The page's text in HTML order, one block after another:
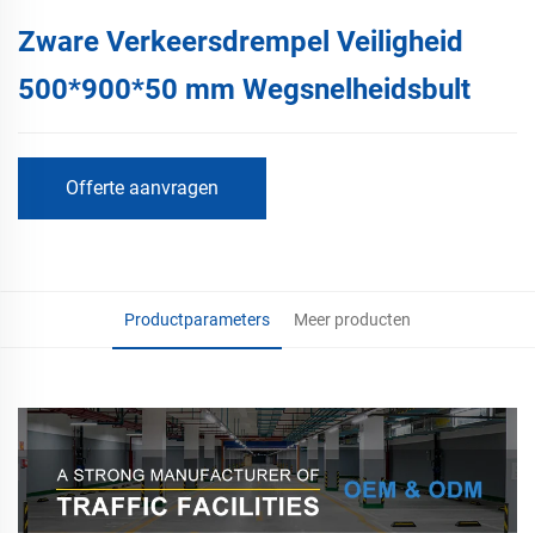
Zware Verkeersdrempel Veiligheid
500*900*50 mm Wegsnelheidsbult
Offerte aanvragen
Productparameters Meer producten